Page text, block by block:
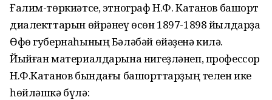
Ғалим-төркиәтсе, этнограф Н.Ф. Катанов башҡорт
диалекттарын өйрәнеү өсөн 1897-1898 йылдарҙа
Өфө губернаһының Бәләбәй өйәҙенә килә.
Йыйған материалдарына нигеҙләнеп, профессор
Н.Ф.Катанов бындағы башҡорттарҙың телен ике
һөйләшкә бүлә: